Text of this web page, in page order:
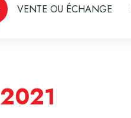
VENTE OU ÉCHANGE
2021